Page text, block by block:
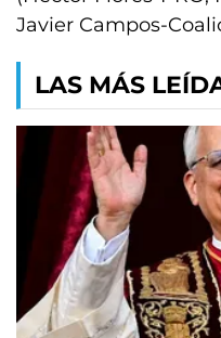
Javier Campos-
LAS MÁS